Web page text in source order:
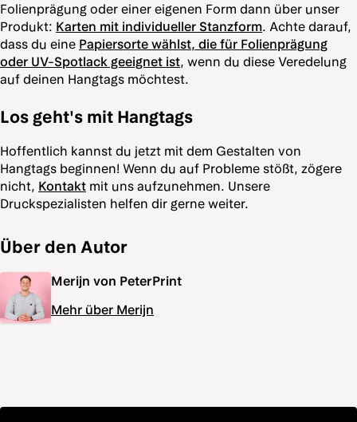
Folienprägung oder einer eigenen Form dann über unser
Produkt: Karten mit individueller Stanzform. Achte darauf,
dass du eine Papiersorte wählst, die für Folienprägung
oder UV-Spotlack geeignet ist, wenn du diese Veredelung
auf deinen Hangtags möchtest.
Los geht's mit Hangtags
Hoffentlich kannst du jetzt mit dem Gestalten von
Hangtags beginnen! Wenn du auf Probleme stößt, zögere
nicht, Kontakt mit uns aufzunehmen. Unsere
Druckspezialisten helfen dir gerne weiter.
Über den Autor
Merijn von PeterPrint
Mehr über Merijn